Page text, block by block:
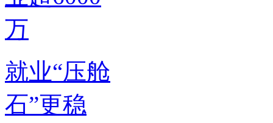
就业“压舱
石”更稳